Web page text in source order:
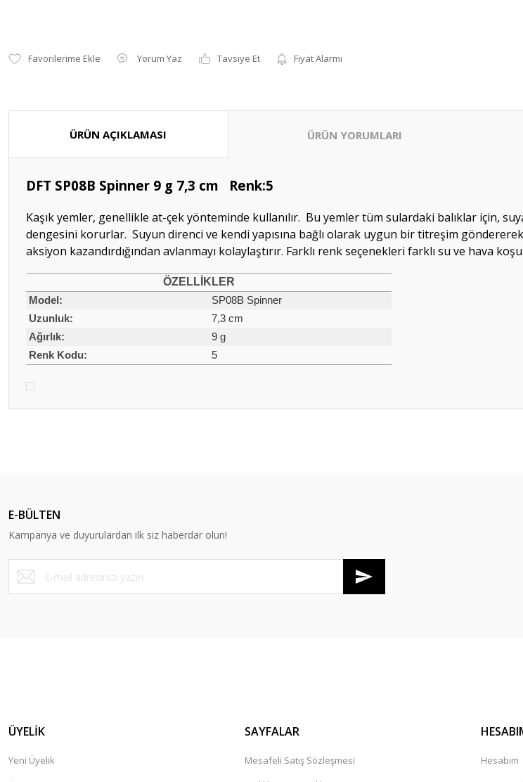
Yorum Yaz Tavsiye Et Fiyat Alarmı
ÜRÜN AÇIKLAMASI ÜRÜN YORUMLARI
DFT SP08B Spinner 9 g 7,3 cm Renk:5
Kaşık yemler, genellikle at-çek yönteminde kullanılır. Bu yemler tüm sulardaki balıklar için,
dengesini korurlar. Suyun direnci ve kendi yapısına bağlı olarak uygun bir titreşim
aksiyon kazandırdığından avlanmayı kolaylaştırır. Farklı renk seçenekleri farklı su ve hava
ÖZELLİK LER
Model:
SP08B Spinner
Uzunluk:
7,3 cm
Ağırlık:
9 g
Renk Kodu:
5
Ürün bilgilerinde hatalar bulunuyor.
Ürün fiyatı diğer sitelerden daha pahalı.
Bu ürüne benzer farklı alternatifler olmalı.
E-BÜLTEN
Kampanya ve duyurulardan ilk siz haberdar olun!
ÜYELİK
Yeni Üyelik
SAYFALAR
Mesafeli Satış Sözleşmesi
Hesabım